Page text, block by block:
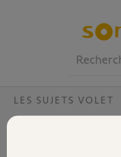
Volet
LES SUJETS VOLET
Pas de